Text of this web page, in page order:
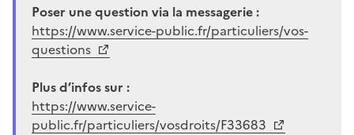
Poser une question via la messagerie :
https://www.service-public.fr/particuliers/vos-
questions
Plus d’infos sur :
https://www.service-
public.fr/particuliers/vosdroits/F33683